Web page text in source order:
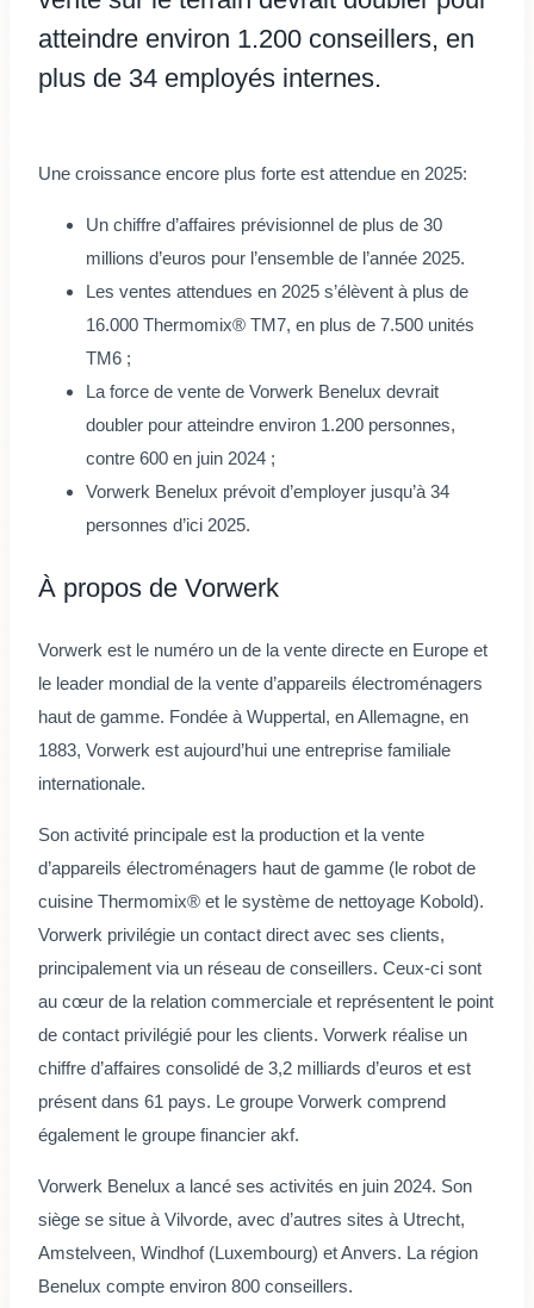
atteindre environ 1.200 conseillers, en
plus de 34 employés internes.
Une croissance encore plus forte est attendue en 2025:
Un chiffre d’affaires prévisionnel de plus de 30
millions d’euros pour l’ensemble de l’année 2025.
Les ventes attendues en 2025 s’élèvent à plus de
16.000 Thermomix® TM7, en plus de 7.500 unités
TM6 ;
La force de vente de Vorwerk Benelux devrait
doubler pour atteindre environ 1.200 personnes,
contre 600 en juin 2024 ;
Vorwerk Benelux prévoit d’employer jusqu’à 34
personnes d’ici 2025.
À propos de Vorwerk
Vorwerk est le numéro un de la vente directe en Europe et
le leader mondial de la vente d’appareils électroménagers
haut de gamme. Fondée à Wuppertal, en Allemagne, en
1883, Vorwerk est aujourd’hui une entreprise familiale
internationale.
Son activité principale est la production et la vente
d’appareils électroménagers haut de gamme (le robot de
cuisine Thermomix® et le système de nettoyage Kobold).
Vorwerk privilégie un contact direct avec ses clients,
principalement via un réseau de conseillers. Ceux-ci sont
au cœur de la relation commerciale et représentent le point
de contact privilégié pour les clients. Vorwerk réalise un
chiffre d’affaires consolidé de 3,2 milliards d’euros et est
présent dans 61 pays. Le groupe Vorwerk comprend
également le groupe financier akf.
Vorwerk Benelux a lancé ses activités en juin 2024. Son
siège se situe à Vilvorde, avec d’autres sites à Utrecht,
Amstelveen, Windhof (Luxembourg) et Anvers. La région
Benelux compte environ 800 conseillers.